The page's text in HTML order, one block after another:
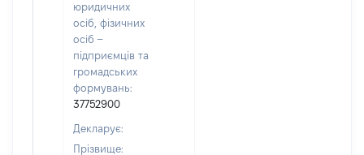
юридичних
осіб, фізичних
осіб –
підприємців та
громадських
формувань:
37752900
Декларує:
Прізвище: